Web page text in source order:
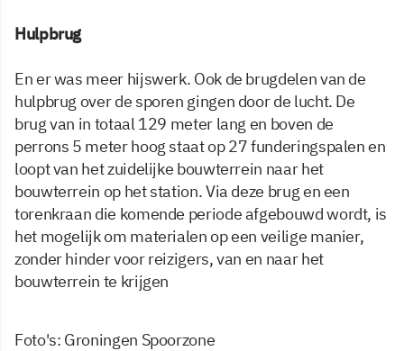
Hulpbrug
En er was meer hijswerk. Ook de brugdelen van de
hulpbrug over de sporen gingen door de lucht. De
brug van in totaal 129 meter lang en boven de
perrons 5 meter hoog staat op 27 funderingspalen en
loopt van het zuidelijke bouwterrein naar het
bouwterrein op het station. Via deze brug en een
torenkraan die komende periode afgebouwd wordt, is
het mogelijk om materialen op een veilige manier,
zonder hinder voor reizigers, van en naar het
bouwterrein te krijgen
Foto's: Groningen Spoorzone